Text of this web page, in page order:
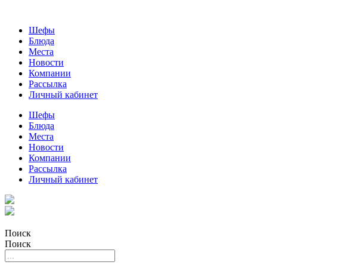
Шефы
Блюда
Места
Новости
Компании
Рассылка
Личный кабинет
Шефы
Блюда
Места
Новости
Компании
Рассылка
Личный кабинет
Поиск
Поиск